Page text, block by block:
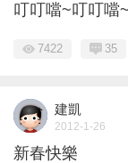
叮叮噹~叮叮噹
7422 35
建凱
2012-1-26
新春快樂